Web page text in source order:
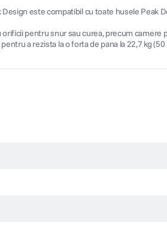
Design este compatibil cu toate husele Peak
pentru snur sau curea, precum
a rezista la o forta de pana la 22,7 kg